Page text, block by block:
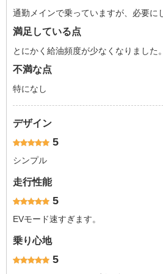
通勤メインで乗っていますが、必要に
満足している点
とにかく給油頻度が少なくなりました。
不満な点
特になし
デザイン
5
シンプル
走行性能
5
EVモード速すぎます。
乗り心地
5